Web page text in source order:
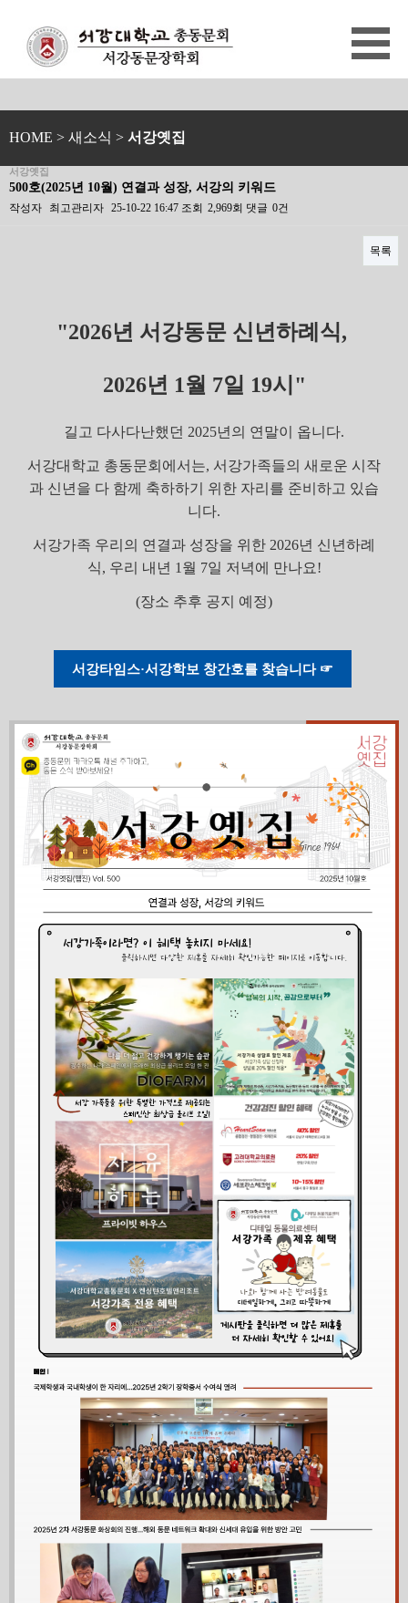
HOME > 새소식 > 서강옛집
서강옛집
500호(2025년 10월) 연결과 성장, 서강의 키워드
작성자 최고관리자 25-10-22 16:47 조회 2,969회 댓글 0건
목록
"2026년 서강동문 신년하례식,
2026년 1월 7일 19시"
길고 다사다난했던 2025년의 연말이 옵니다.
서강대학교 총동문회에서는, 서강가족들의 새로운 시작
과 신년을 다 함께 축하하기 위한 자리를 준비하고 있습
니다.
서강가족 우리의 연결과 성장을 위한 2026년 신년하례
식, 우리 내년 1월 7일 저녁에 만나요!
(장소 추후 공지 예정)
서강타임스·서강학보 창간호를 찾습니다 ☞